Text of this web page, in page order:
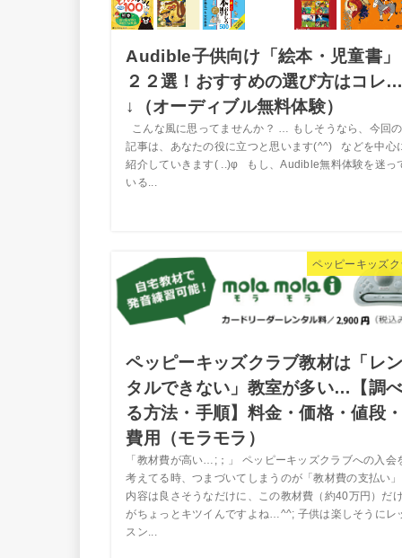
Audible子供向け「絵本・児童書」
２２選！おすすめの選び方はコレ
↓（オーディブル無料体験）
こんな風に思ってませんか？ … もしそうなら、今回の
記事は、あなたの役に立つと思います(^^) などを中心
紹介していきます( ..)φ もし、Audible無料体験を迷っ
いる...
ペッピーキッズ
ペッピーキッズクラブ教材は「レ
タルできない」教室が多い…【調
る方法・手順】料金・価格・値段
費用（モラモラ）
「教材費が高い…;；」 ペッピーキッズクラブへの入会
考えてる時、つまづいてしまうのが「教材費の支払い
内容は良さそうなだけに、この教材費（約40万円）だ
がちょっとキツイんですよね…^^; 子供は楽しそうにレ
スン...